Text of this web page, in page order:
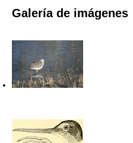
Galería de imágenes